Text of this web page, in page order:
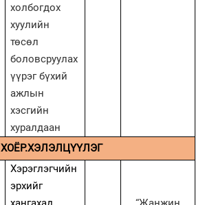
холбогдох
хуулийн
төсөл
боловсруулах
үүрэг бүхий
ажлын
хэсгийн
хуралдаан
ХОЁР.ХЭЛЭЛЦҮҮЛЭГ
Хэрэглэгчийн
эрхийг